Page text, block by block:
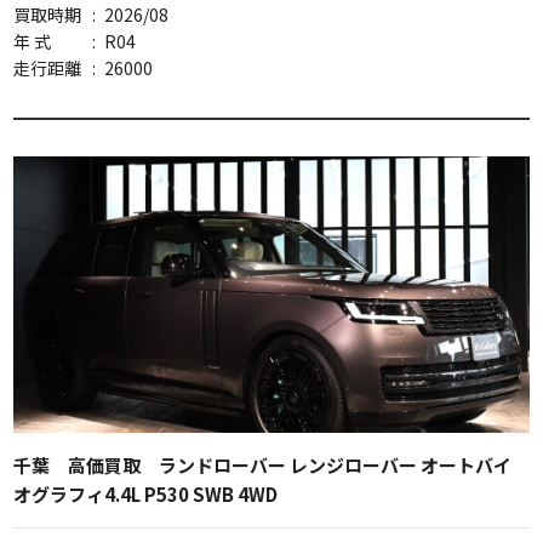
買取時期 : 2026/08
年 式
: R04
走行距離 : 26000
千葉 高価買取 ランドローバー レンジローバー オートバイ
オグラフィ4.4L P530 SWB 4WD